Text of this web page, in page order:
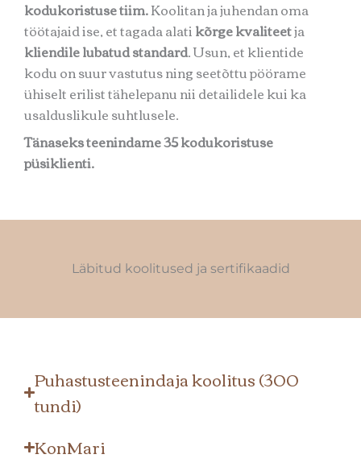
kodukoristuse tiim.Koolitan ja juhendan oma
töötajaid ise, et tagada alatikõrge kvaliteetja
kliendile lubatud standard. Usun, et klientide
kodu on suur vastutus ning seetõttu pöörame
ühiselt erilist tähelepanu nii detailidele kui ka
usalduslikule suhtlusele.
Tänaseks teenindame 35 kodukoristuse
püsiklienti.
Läbitud koolitused ja sertifikaadid
Puhastusteenindaja koolitus (300
tundi)
KonMari